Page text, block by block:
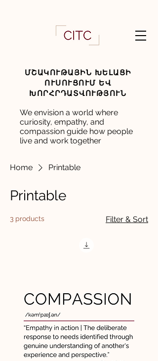
ՄՇԱԿՈՒԹԱՅԻՆ ԽԵԼԱՑԻ
ՈՒՍՈՒՑՈՒՄ ԵՎ
ԽՈՐՀՐԴԱՏՎՈՒԹՅՈՒՆ
We envision a world where
curiosity, empathy, and
compassion guide how people
live and work together
Home Printable
Printable
3 products Filter & Sort